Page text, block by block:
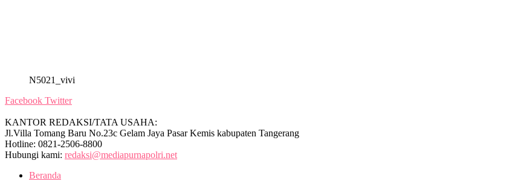
N5021_vivi
Facebook Twitter
KANTOR REDAKSI/TATA USAHA:
Jl.Villa Tomang Baru No.23c Gelam Jaya Pasar Kemis kabupaten Tangerang
Hotline: 0821-2506-8800
Hubungi kami: redaksi@mediapurnapolri.net
Beranda